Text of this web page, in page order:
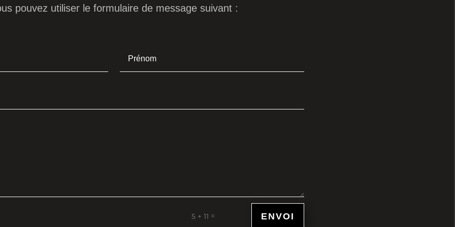
pouvez utiliser le formulaire de message suivant :
5 + 11 = ENVOI